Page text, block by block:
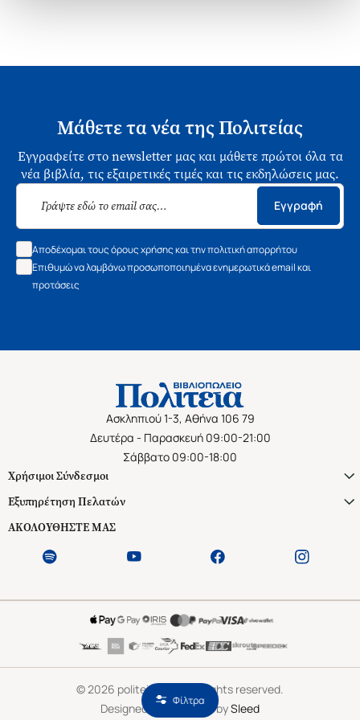
Φίλτρα
Μάθετε τα νέα της Πολιτείας
Εγγραφείτε στο newsletter μας και μάθετε πρώτοι όλα τα
νέα βιβλία, τις εξαιρετικές τιμές και τις εκδηλώσεις μας.
Εγγραφή
Αποδέχομαι τους όρους χρήσης και την πολιτική απορρήτου
Επιθυμώ να λαμβάνω προσωποποιημένα ενημερωτικά email και
προτάσεις
Ασκληπιού 1-3, Αθήνα 106 79
Δευτέρα - Παρασκευή 09:00-21:00
Σάββατο 09:00-18:00
Χρήσιμοι Σύνδεσμοι
Εξυπηρέτηση Πελατών
ΑΚΟΛΟΥΘΗΣΤΕ ΜΑΣ
© 2026 politeianet.gr All rights reserved.
Designed & Developed bySleed